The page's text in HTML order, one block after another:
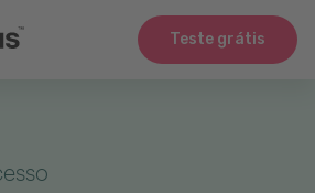
Teste grátis